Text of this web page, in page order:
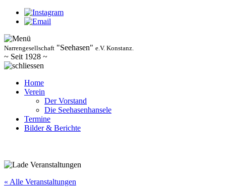
Narrengesellschaft "Seehasen" e.V. Konstanz.
~ Seit 1928 ~
Home
Verein
Der Vorstand
Die Seehasenhansele
Termine
Bilder & Berichte
« Alle Veranstaltungen